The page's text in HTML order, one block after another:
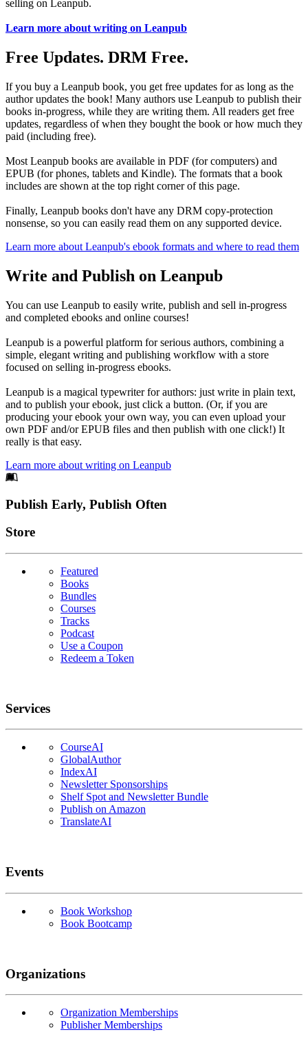
selling on Leanpub.
Learn more about writing on Leanpub
Free Updates. DRM Free.
If you buy a Leanpub book, you get free updates for as long as the
author updates the book! Many authors use Leanpub to publish their
books in-progress, while they are writing them. All readers get free
updates, regardless of when they bought the book or how much they
paid (including free).
Most Leanpub books are available in PDF (for computers) and
EPUB (for phones, tablets and Kindle). The formats that a book
includes are shown at the top right corner of this page.
Finally, Leanpub books don't have any DRM copy-protection
nonsense, so you can easily read them on any supported device.
Learn more about Leanpub's ebook formats and where to read them
Write and Publish on Leanpub
You can use Leanpub to easily write, publish and sell in-progress
and completed ebooks and online courses!
Leanpub is a powerful platform for serious authors, combining a
simple, elegant writing and publishing workflow with a store
focused on selling in-progress ebooks.
Leanpub is a magical typewriter for authors: just write in plain text,
and to publish your ebook, just click a button. (Or, if you are
producing your ebook your own way, you can even upload your
own PDF and/or EPUB files and then publish with one click!) It
really is that easy.
Learn more about writing on Leanpub
Footer
Publish Early, Publish Often
Links
Store
Featured
Books
Bundles
Courses
Tracks
Podcast
Use a Coupon
Redeem a Token
Services
CourseAI
GlobalAuthor
IndexAI
Newsletter Sponsorships
Shelf Spot and Newsletter Bundle
Publish on Amazon
TranslateAI
Events
Book Workshop
Book Bootcamp
Organizations
Organization Memberships
Publisher Memberships